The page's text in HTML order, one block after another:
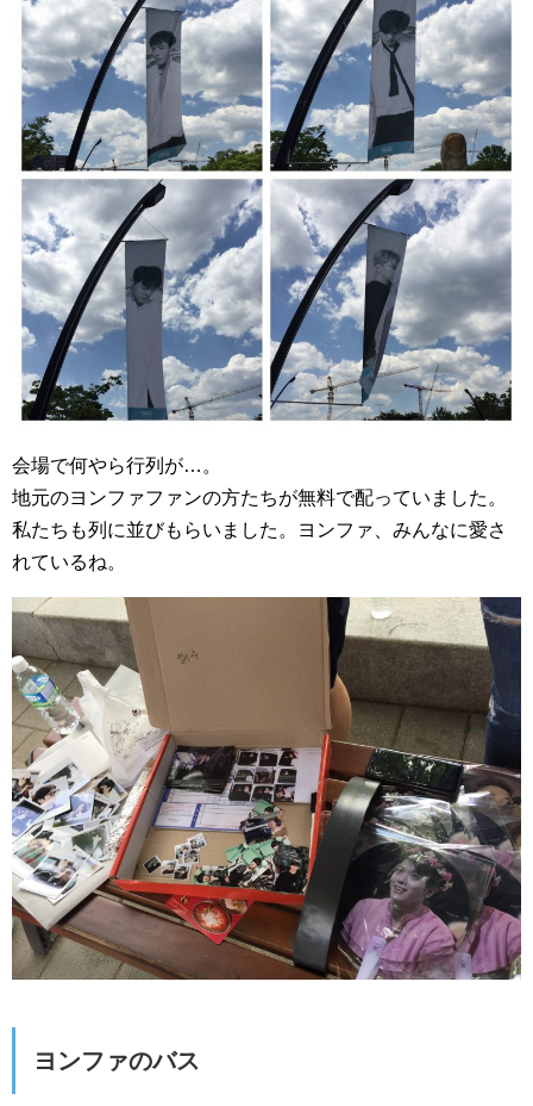
会場で何やら行列が…。
地元のヨンファファンの方たちが無料で配っていました。
私たちも列に並びもらいました。ヨンファ、みんなに愛さ
れているね。
ヨンファのバス